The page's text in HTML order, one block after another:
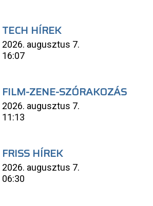
TECH HÍREK
2026. augusztus 7.
16:07
FILM-ZENE-SZÓRAKOZÁS
2026. augusztus 7.
11:13
FRISS HÍREK
2026. augusztus 7.
06:30